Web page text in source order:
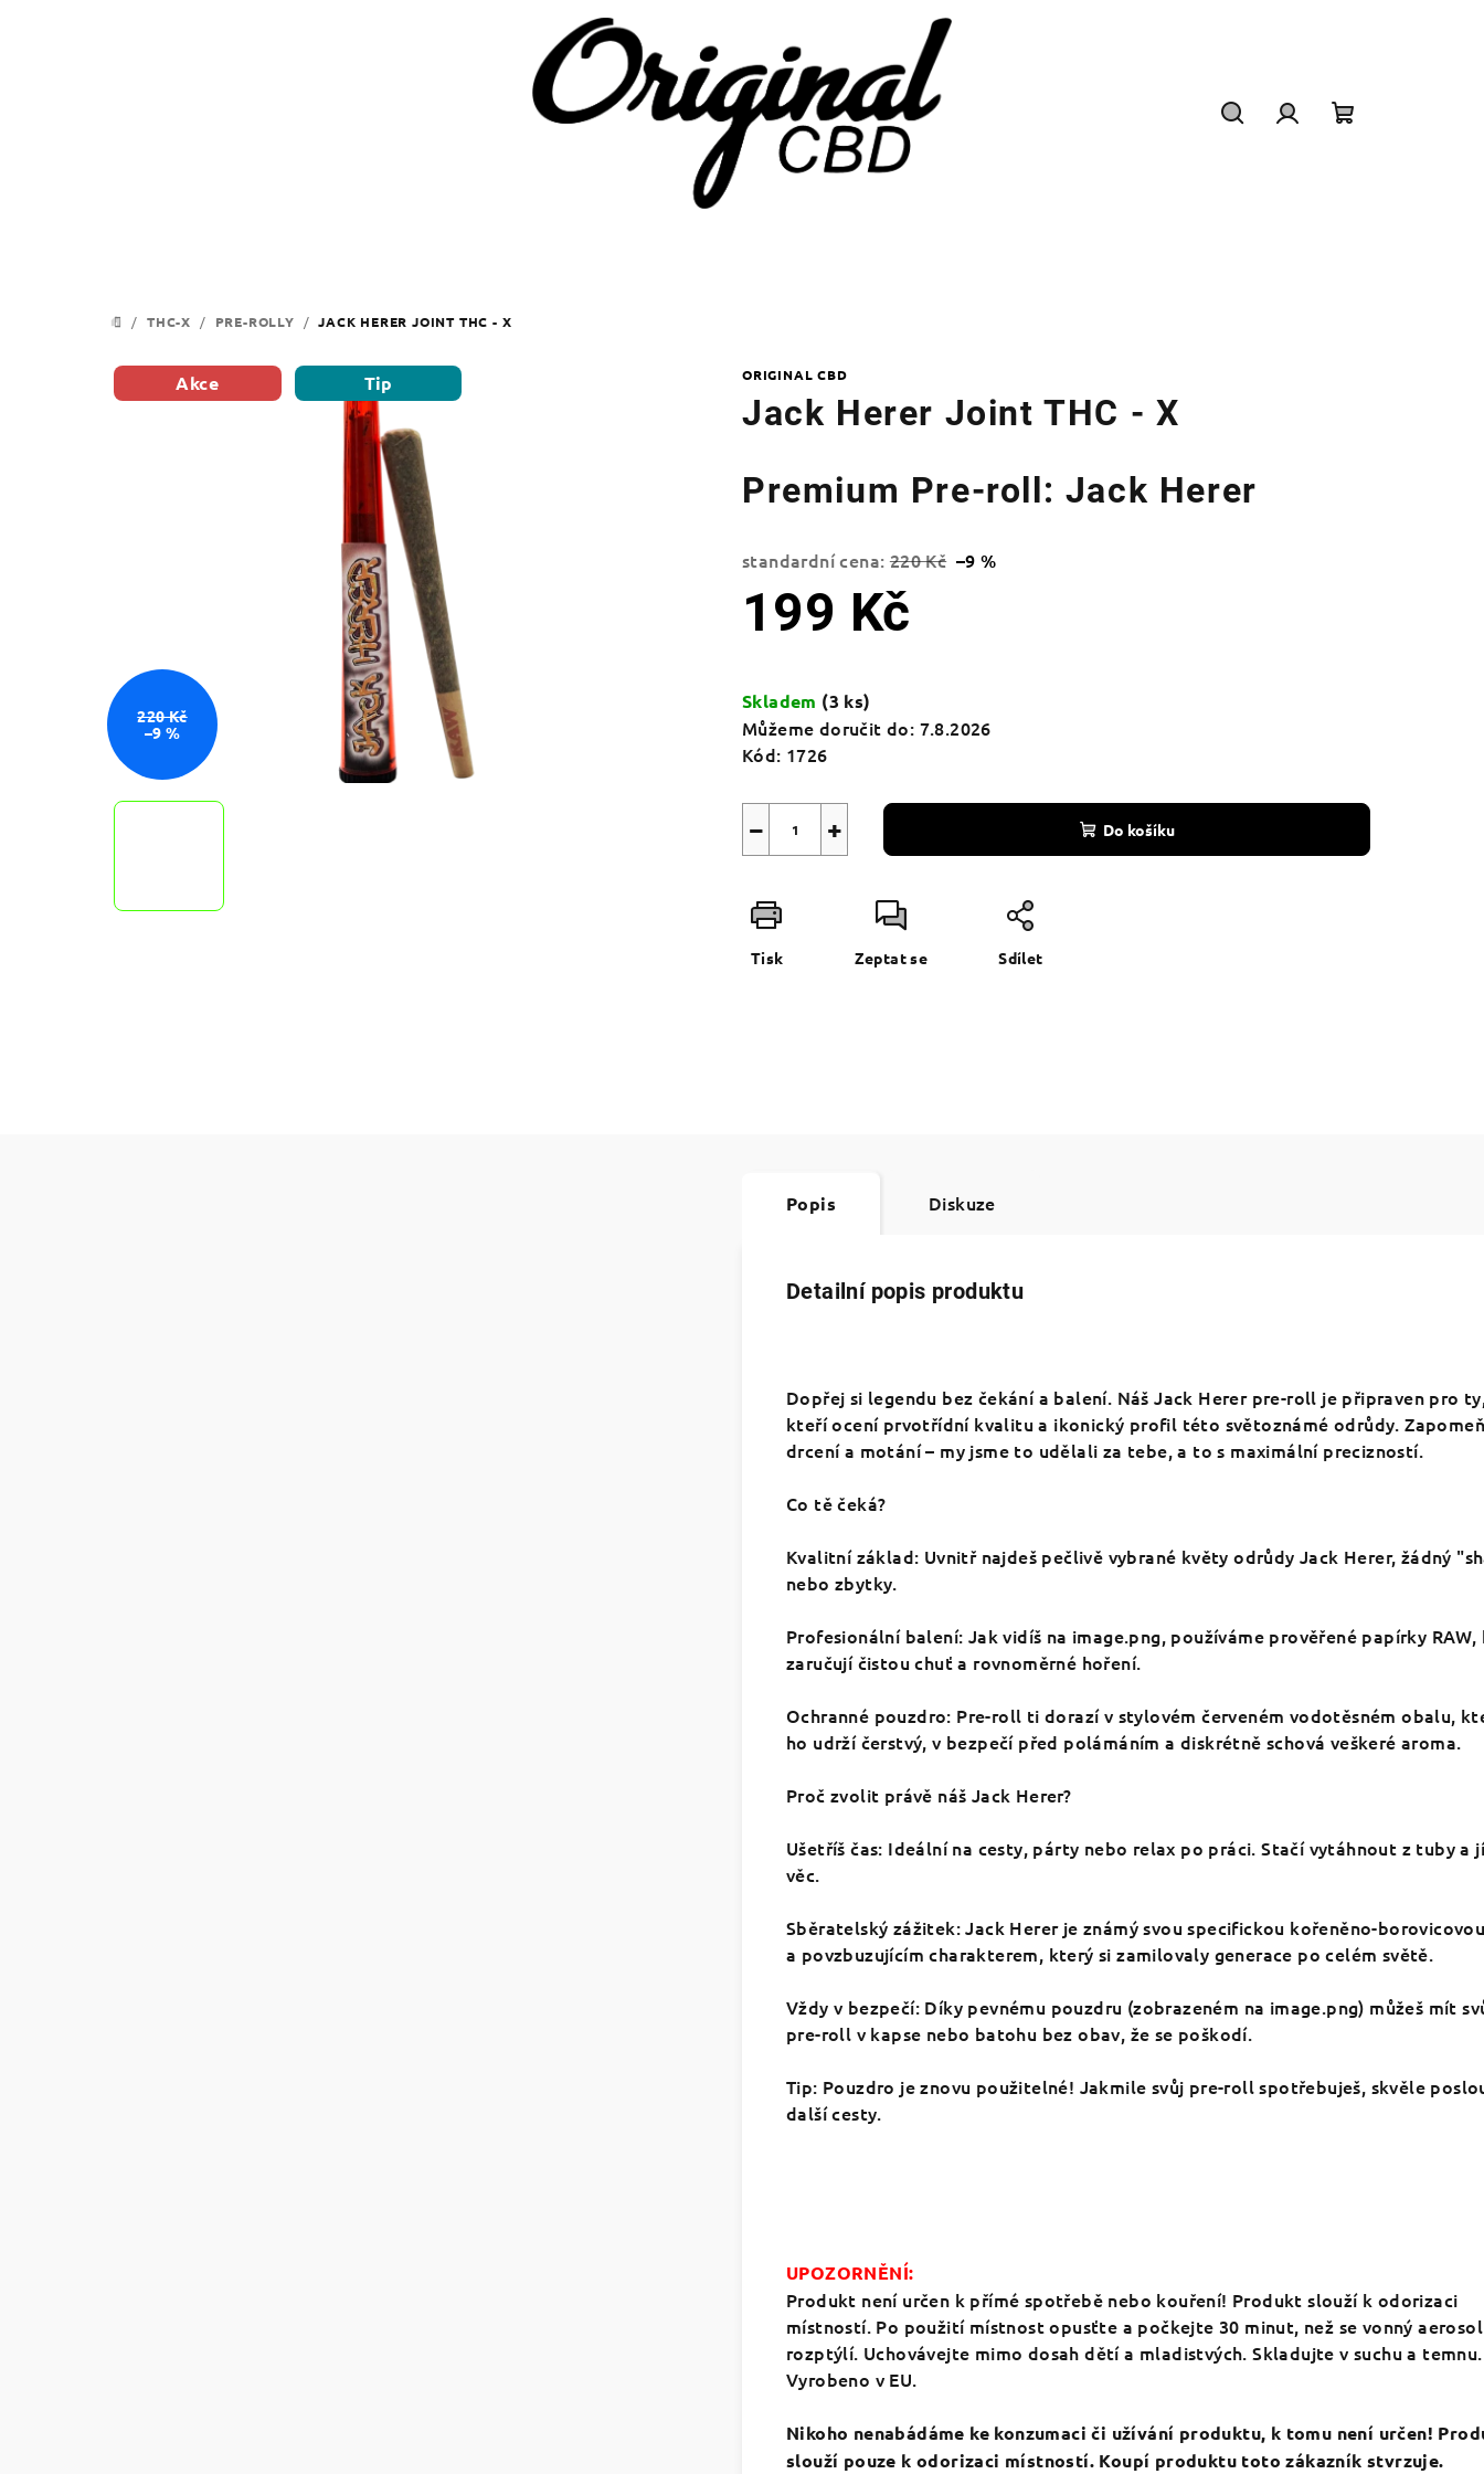
DOMŮ
/ THC-X / PRE-ROLLY / JACK HERER JOINT THC - X
ORIGINAL CBD
Jack Herer Joint THC - X
Premium Pre-roll: Jack Herer
standardní cena: 220 Kč –9 %
199 Kč
cena:
Skladem (3 ks)
Můžeme doručit do: 7.8.2026
Kód: 1726
+
− Do košíku
Tisk Zeptat se Sdílet
Akce Tip
220 Kč
–9 %
Popis Diskuze
Detailní popis produktu
​Dopřej si legendu bez čekání a balení. Náš Jack Herer pre-roll je připraven pro
kteří ocení prvotřídní kvalitu a ikonický profil této světoznámé odrůdy.
drcení a motání – my jsme to udělali za tebe, a to s maximální precizností.
​Co tě čeká?
​Kvalitní základ: Uvnitř najdeš pečlivě vybrané květy odrůdy Jack Herer, žádný
nebo zbytky.
​Profesionální balení: Jak vidíš na image.png, používáme prověřené papírky
zaručují čistou chuť a rovnoměrné hoření.
​Ochranné pouzdro: Pre-roll ti dorazí v stylovém červeném vodotěsném obalu,
ho udrží čerstvý, v bezpečí před polámáním a diskrétně schová veškeré aroma.
​Proč zvolit právě náš Jack Herer?
​Ušetříš čas: Ideální na cesty, párty nebo relax po práci. Stačí vytáhnout z tuby a
věc.
​Sběratelský zážitek: Jack Herer je známý svou specifickou kořeněno-
a povzbuzujícím charakterem, který si zamilovaly generace po celém světě.
​Vždy v bezpečí: Díky pevnému pouzdru (zobrazeném na image.png) můžeš mít
pre-roll v kapse nebo batohu bez obav, že se poškodí.
​Tip: Pouzdro je znovu použitelné! Jakmile svůj pre-roll spotřebuješ, skvěle
další cesty.
UPOZORNĚNÍ:
Produkt není určen k přímé spotřebě nebo kouření! Produkt slouží k odorizaci
místností. Po použití místnost opusťte a počkejte 30 minut, než se vonný aerosol
rozptýlí. Uchovávejte mimo dosah dětí a mladistvých. Skladujte v suchu a temnu.
Vyrobeno v EU.
Nikoho nenabádáme ke konzumaci či užívání produktu, k tomu není určen!
slouží pouze k odorizaci místností. Koupí produktu toto zákazník stvrzuje.